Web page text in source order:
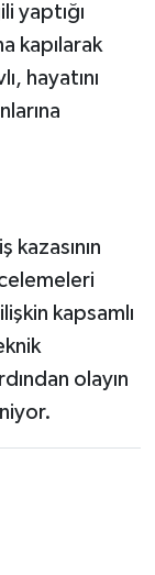
yaptığı
kapılarak
hayatını
kapsamlı
olayın